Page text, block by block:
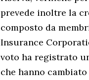
prevede inoltre la
composto da
Insurance
voto ha registrato
che hanno